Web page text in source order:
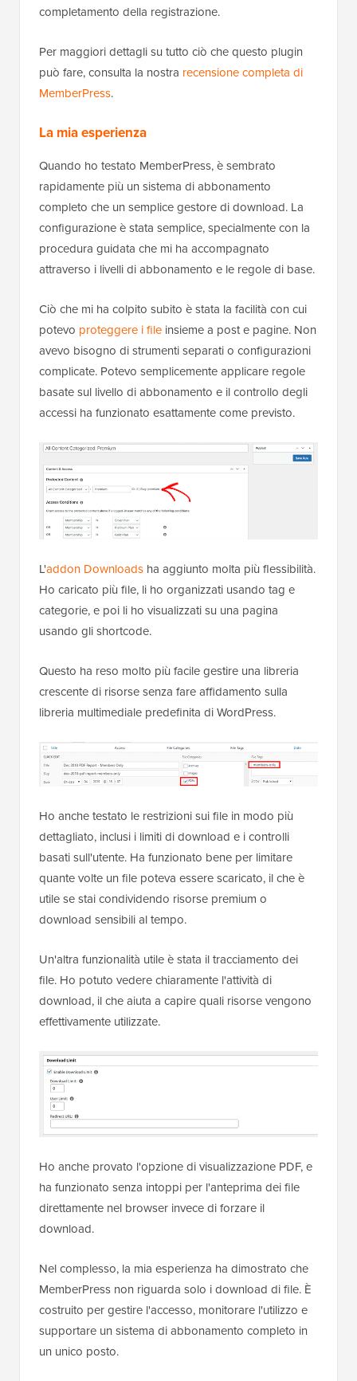
completamento della registrazione.
Per maggiori dettagli su tutto ciò che questo plugin
può fare, consulta la nostra recensione completa di
MemberPress.
La mia esperienza
Quando ho testato MemberPress, è sembrato
rapidamente più un sistema di abbonamento
completo che un semplice gestore di download. La
configurazione è stata semplice, specialmente con la
procedura guidata che mi ha accompagnato
attraverso i livelli di abbonamento e le regole di base.
Ciò che mi ha colpito subito è stata la facilità con cui
potevo proteggere i file insieme a post e pagine. Non
avevo bisogno di strumenti separati o configurazioni
complicate. Potevo semplicemente applicare regole
basate sul livello di abbonamento e il controllo degli
accessi ha funzionato esattamente come previsto.
L'addon Downloads ha aggiunto molta più flessibilità.
Ho caricato più file, li ho organizzati usando tag e
categorie, e poi li ho visualizzati su una pagina
usando gli shortcode.
Questo ha reso molto più facile gestire una libreria
crescente di risorse senza fare affidamento sulla
libreria multimediale predefinita di WordPress.
Ho anche testato le restrizioni sui file in modo più
dettagliato, inclusi i limiti di download e i controlli
basati sull'utente. Ha funzionato bene per limitare
quante volte un file poteva essere scaricato, il che è
utile se stai condividendo risorse premium o
download sensibili al tempo.
Un'altra funzionalità utile è stata il tracciamento dei
file. Ho potuto vedere chiaramente l'attività di
download, il che aiuta a capire quali risorse vengono
effettivamente utilizzate.
Ho anche provato l'opzione di visualizzazione PDF, e
ha funzionato senza intoppi per l'anteprima dei file
direttamente nel browser invece di forzare il
download.
Nel complesso, la mia esperienza ha dimostrato che
MemberPress non riguarda solo i download di file. È
costruito per gestire l'accesso, monitorare l'utilizzo e
supportare un sistema di abbonamento completo in
un unico posto.